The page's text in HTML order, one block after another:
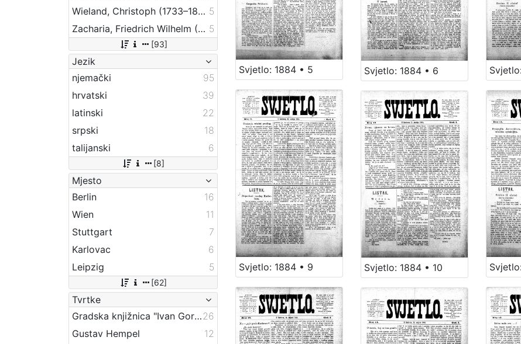
Wieland, Christoph (1733–1813) 5
Zacharia, Friedrich Wilhelm (1726–1777) 5
[93]
Jezik
njemački
95
hrvatski
39
latinski
22
srpski
18
talijanski
6
[8]
Mjesto
Berlin
16
Wien
11
Stuttgart
7
Karlovac
6
Leipzig
5
[62]
Tvrtke
Gradska knjižnica "Ivan Goran Kovačić" Karlovac26
Gustav Hempel
12
Svjetlo: 1884 • 5 Svjetlo: 1884 • 6
Svjetlo: 1884 • 9 Svjetlo: 1884 • 10